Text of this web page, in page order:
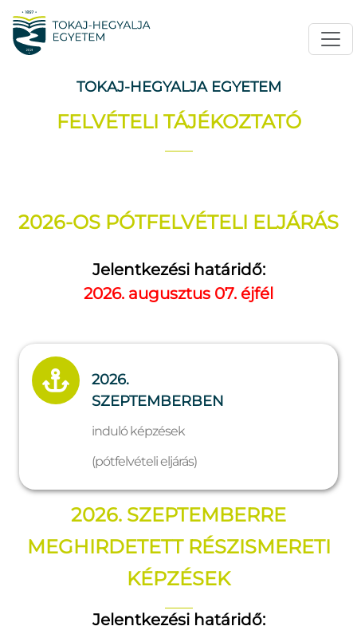
TOKAJ-HEGYALJA EGYETEM
FELVÉTELI TÁJÉKOZTATÓ
2026-OS PÓTFELVÉTELI ELJÁRÁS
Jelentkezési határidő:
2026. augusztus 07. éjfél
2026.
SZEPTEMBERBEN
induló képzések
(pótfelvételi eljárás)
2026. SZEPTEMBERRE
MEGHIRDETETT RÉSZISMERETI
KÉPZÉSEK
Jelentkezési határidő: